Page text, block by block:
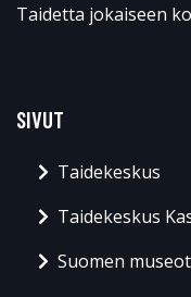
Taidetta jokaiseen
SIVUT
Taidekeskus
Taidekeskus
Suomen museot